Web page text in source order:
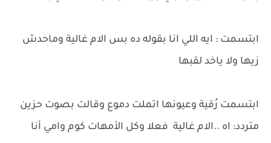
ابتسمت : ايه اللي انا بقوله ده بس الام غالية وماحدش
زيها ولا ياخد لقبها
ابتسمت رُقية وعيونها اتملت دموع وقالت بصوت حزين
متردد: اه ..الام غالية فعلا وكل الأمهات كوم وامي أنا